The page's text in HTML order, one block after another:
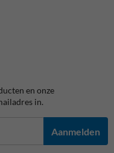
en onze
in.
Aanmelden